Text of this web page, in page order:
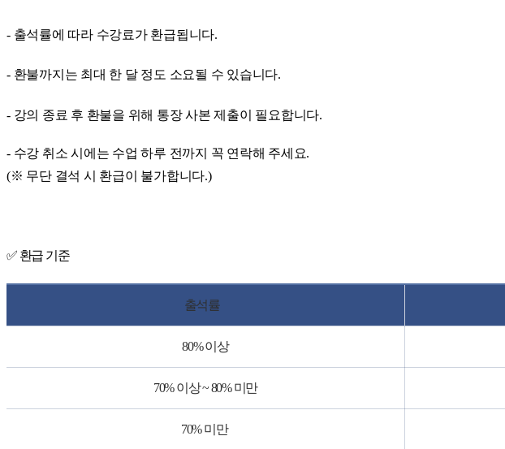
- 출석률에 따라 수강료가 환급됩니다.
- 환불까지는 최대 한 달정도 소요될 수 있습니다.
- 강의 종료 후 환불을 위해 통장 사본 제출이 필요합니다.
- 수강 취소 시에는 수업 하루 전까지
꼭 연락해 주세요.
(※ 무단 결석 시 환급이 불가합니다.)
✅ 환급 기준
출석률
80% 이상
70% 이상 ~ 80% 미만
70% 미만